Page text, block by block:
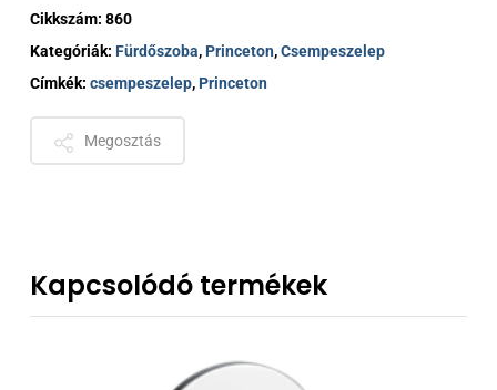
Cikkszám: 860
Kategóriák: Fürdőszoba,Princeton,Csempeszelep
Címkék: csempeszelep,Princeton
Megosztás
Kapcsolódó termékek